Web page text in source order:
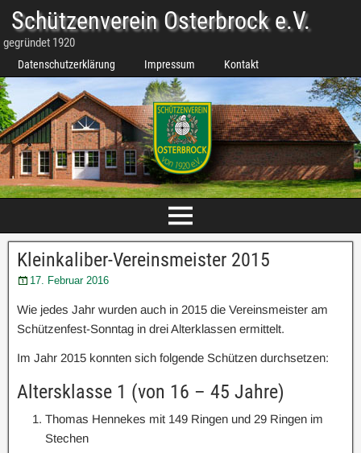
Schützenverein Osterbrock e.V.
gegründet 1920
Datenschutzerklärung Impressum Kontakt
Kleinkaliber-Vereinsmeister 2015
17. Februar 2016
Wie jedes Jahr wurden auch in 2015 die Vereinsmeister am
Schützenfest-Sonntag in drei Alterklassen ermittelt.
Im Jahr 2015 konnten sich folgende Schützen durchsetzen:
Altersklasse 1 (von 16 – 45 Jahre)
Thomas Hennekes mit 149 Ringen und 29 Ringen im
Stechen